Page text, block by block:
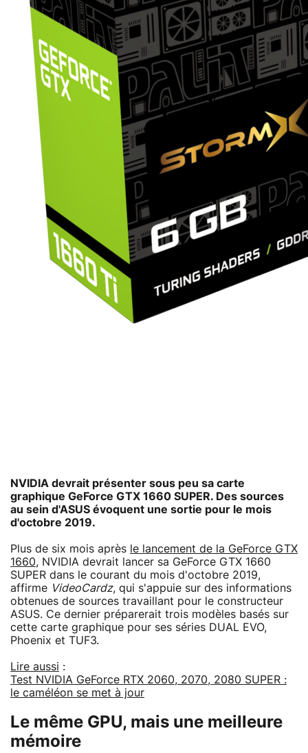
NVIDIA devrait présenter sous peu sa carte
graphique GeForce GTX 1660 SUPER. Des sources
au sein d'ASUS évoquent une sortie pour le mois
d'octobre 2019.
Plus de six mois après le lancement de la GeForce GTX
1660, NVIDIA devrait lancer sa GeForce GTX 1660
SUPER dans le courant du mois d'octobre 2019,
affirme VideoCardz, qui s'appuie sur des informations
obtenues de sources travaillant pour le constructeur
ASUS. Ce dernier préparerait trois modèles basés sur
cette carte graphique pour ses séries DUAL EVO,
Phoenix et TUF3.
Lire aussi :
Test NVIDIA GeForce RTX 2060, 2070, 2080 SUPER :
le caméléon se met à jour
Le même GPU, mais une meilleure
mémoire